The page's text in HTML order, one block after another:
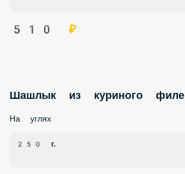
510 ₽
Шашлык из куриного филе
На углях
250 г.